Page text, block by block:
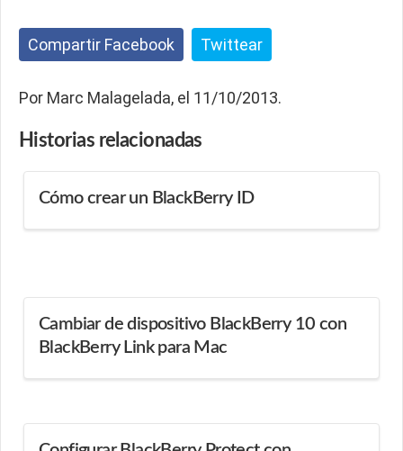
Compartir Facebook Twittear
Por Marc Malagelada, el 11/10/2013.
Historias relacionadas
Cómo crear un BlackBerry ID
Cambiar de dispositivo BlackBerry 10 con
BlackBerry Link para Mac